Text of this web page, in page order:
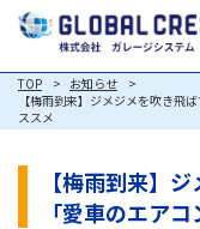
TOP
お知らせ
【梅雨到来】ジメジメを吹き飛
ススメ
【梅雨到来】
「愛車のエア